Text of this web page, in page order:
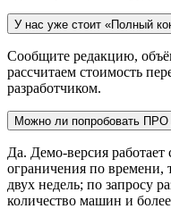
У нас уже стоит «Полный
Сообщите редакцию,
рассчитаем стоимость
разработчиком.
Можно ли попробовать ПРО
Да. Демо-версия
ограничения по
двух недель; по запросу
количество машин и